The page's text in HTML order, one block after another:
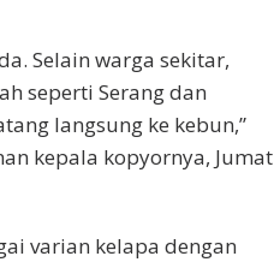
Selain warga sekitar,
seperti Serang dan
langsung ke kebun,”
kepala kopyornya, Jumat
varian kelapa dengan